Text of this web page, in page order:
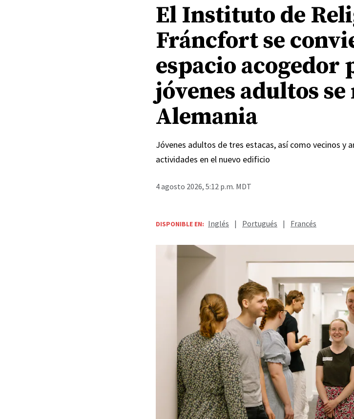
El Instituto de
Fráncfort se
espacio acogedor
jóvenes adultos
Alemania
Jóvenes adultos de tres estacas, así como vecinos y
actividades en el nuevo edificio
4 agosto 2026, 5:12 p.m. MDT
DISPONIBLE EN: Inglés | Portugués | Francés